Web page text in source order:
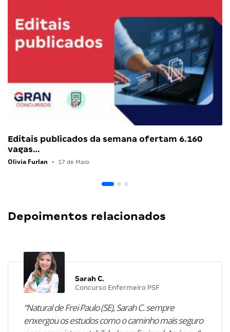
Editais publicados da semana ofertam 6.160
vagas…
Olivia Furlan • 17 de Maio
Depoimentos relacionados
Sarah C.
Concurso Enfermeiro PSF
“Natural de Frei Paulo (SE), Sarah C. sempre
enxergou os estudos como o caminho mais seguro